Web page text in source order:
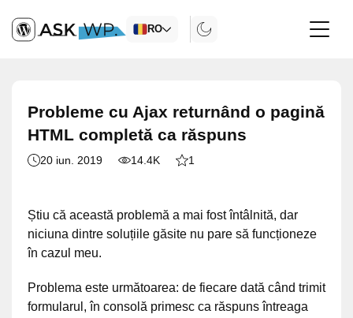
RO
Probleme cu Ajax returnând o pagină
HTML completă ca răspuns
20 iun. 2019 14.4K 1
Știu că această problemă a mai fost întâlnită, dar
niciuna dintre soluțiile găsite nu pare să funcționeze
în cazul meu.
Problema este următoarea: de fiecare dată când trimit
formularul, în consolă primesc ca răspuns întreaga